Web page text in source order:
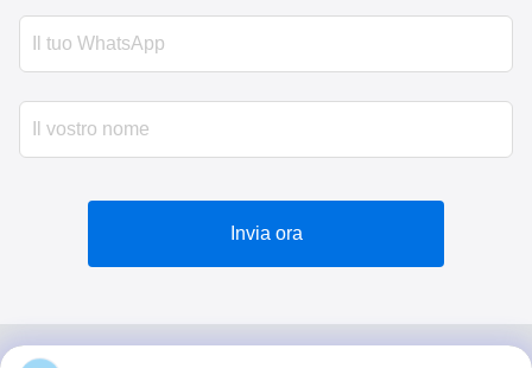
Invia ora